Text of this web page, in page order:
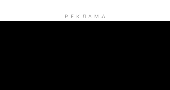
РЕКЛАМА